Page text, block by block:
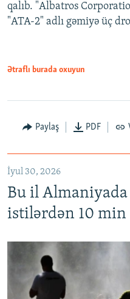
qalıb. "Albatros
"ATA-2" adlı gəmiyə üç
Ətraflı burada oxuyun
Paylaş PDF
İyul 30, 2026
Bu il
istilərdən 10 min